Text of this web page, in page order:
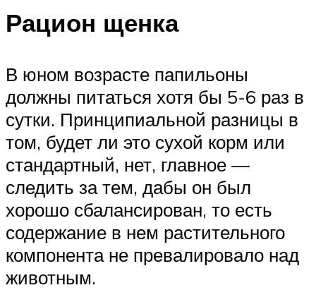
Рацион щенка
В юном возрасте папильоны
должны питаться хотя бы 5-6 раз в
сутки. Принципиальной разницы в
том, будет ли это сухой корм или
стандартный, нет, главное —
следить за тем, дабы он был
хорошо сбалансирован, то есть
содержание в нем растительного
компонента не превалировало над
животным.